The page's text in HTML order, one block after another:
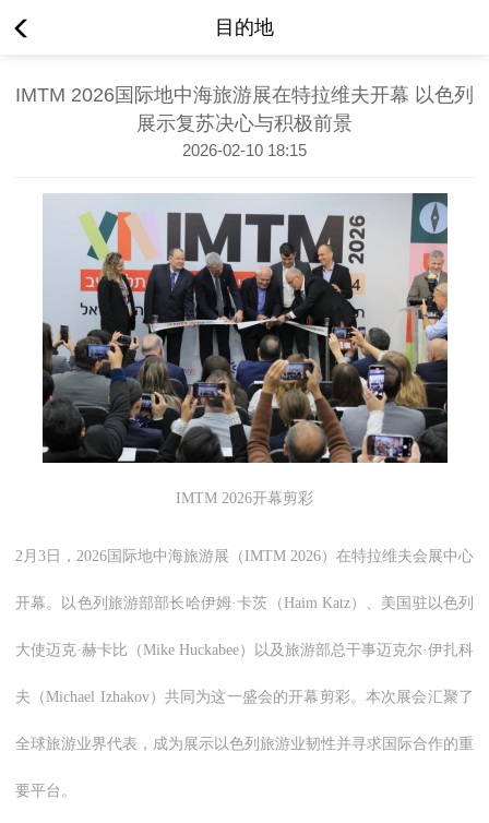
目的地
IMTM 2026国际地中海旅游展在特拉维夫开幕 以色列
展示复苏决心与积极前景
2026-02-10 18:15
IMTM 2026开幕剪彩
2月3日，2026国际地中海旅游展（IMTM 2026）在特拉维夫会展中心
开幕。以色列旅游部部长哈伊姆·卡茨（Haim Katz）、美国驻以色列
大使迈克·赫卡比（Mike Huckabee）以及旅游部总干事迈克尔·伊扎科
夫（Michael Izhakov）共同为这一盛会的开幕剪彩。本次展会汇聚了
全球旅游业界代表，成为展示以色列旅游业韧性并寻求国际合作的重
要平台。